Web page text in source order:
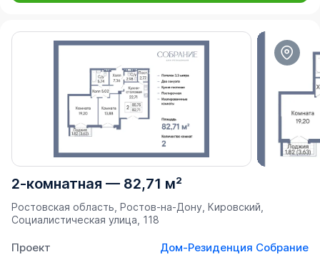
2-комнатная — 82,71 м²
Ростовская область, Ростов-на-Дону, Кировский,
Социалистическая улица, 118
Проект
Дом-Резиденция Собрание